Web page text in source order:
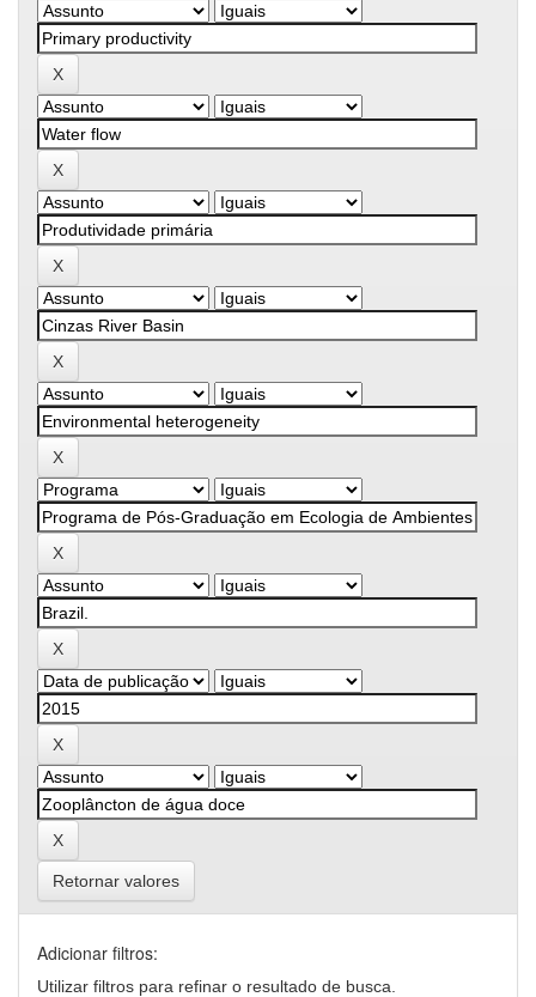
Retornar valores
Adicionar filtros:
Utilizar filtros para refinar o resultado de busca.